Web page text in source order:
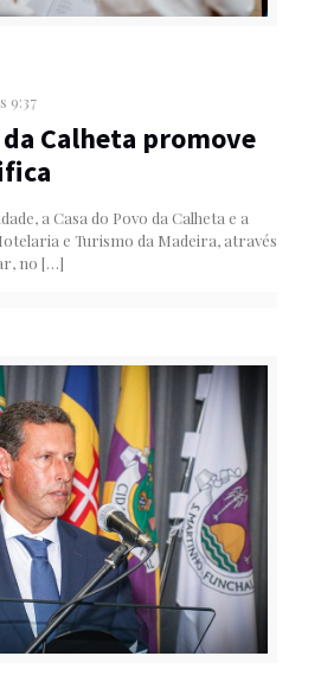
9:37
da Calheta promove
a Casa do Povo da Calheta e a
e Turismo da Madeira, através
no […]